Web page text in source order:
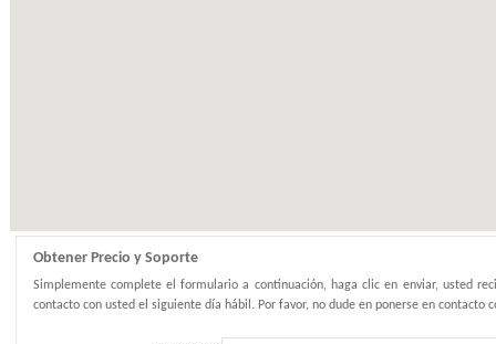
Obtener Precio y Soporte
Simplemente complete el formulario a continuación, haga clic en enviar, usted
contacto con usted el siguiente día hábil. Por favor, no dude en ponerse en contacto